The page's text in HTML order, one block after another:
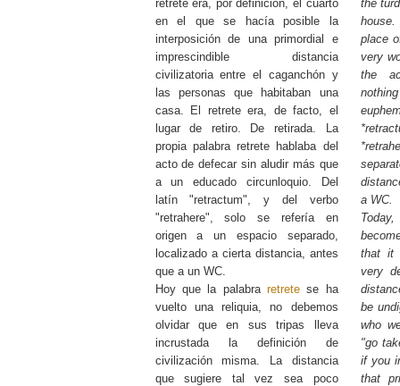
retrete era, por definición, el cuarto
en el que se hacía posible la
interposición de una primordial e
imprescindible distancia
civilizatoria entre el caganchón y
las personas que habitaban una
casa. El retrete era, de facto, el
lugar de retiro. De retirada. La
propia palabra retrete hablaba del
acto de defecar sin aludir más que
a un educado circunloquio. Del
latín "retractum", y del verbo
"retrahere", solo se refería en
origen a un espacio separado,
localizado a cierta distancia, antes
que a un WC.
Hoy que la palabra retretese ha
vuelto una reliquia, no debemos
olvidar que en sus tripas lleva
incrustada la definición de
civilización misma. La distancia
que sugiere tal vez sea poco
the
place
very
the
a WC.
that it
very
be
who
"go
if you
that